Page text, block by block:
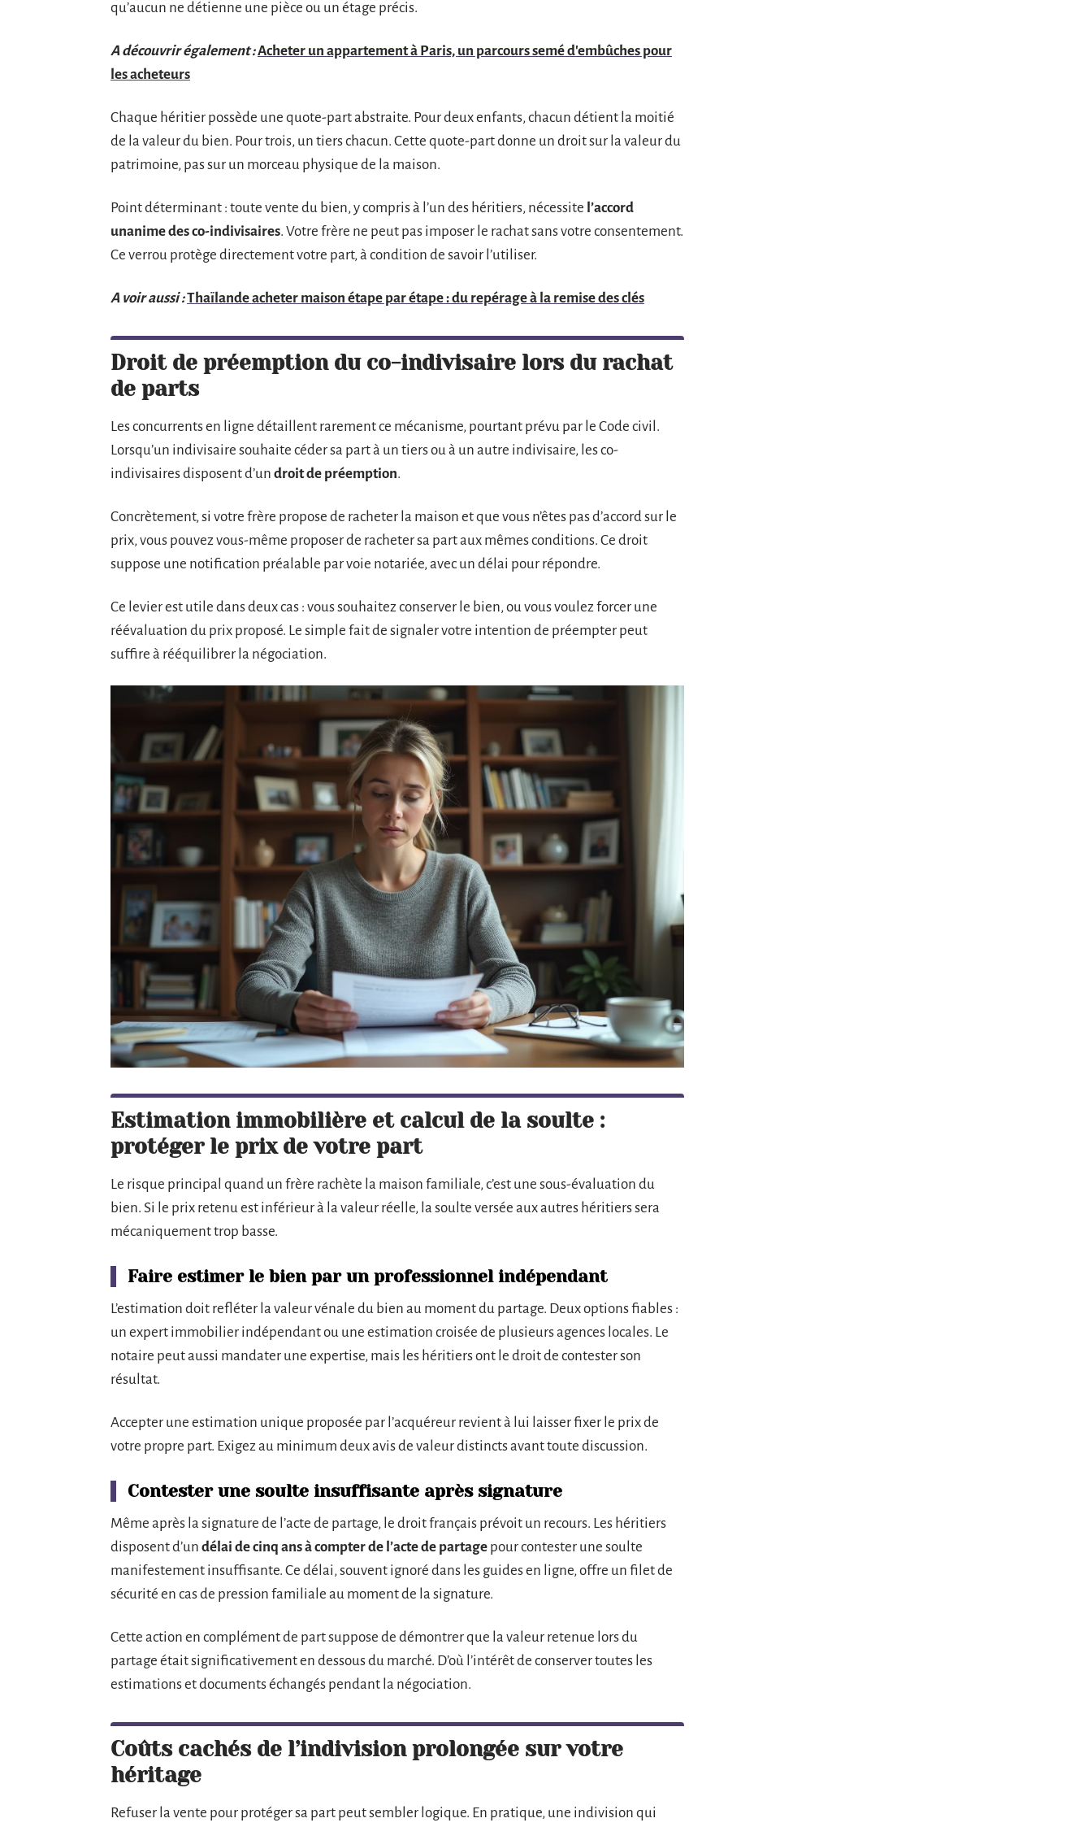
qu’aucun ne détienne une pièce ou un étage précis.
A découvrir également :Acheter un appartement à Paris, un parcours semé d'embûches pour
les acheteurs
Chaque héritier possède une quote-part abstraite. Pour deux enfants, chacun détient la moitié
de la valeur du bien. Pour trois, un tiers chacun. Cette quote-part donne un droit sur la valeur du
patrimoine, pas sur un morceau physique de la maison.
Point déterminant : toute vente du bien, y compris à l’un des héritiers, nécessite l’accord
unanime des co-indivisaires. Votre frère ne peut pas imposer le rachat sans votre consentement.
Ce verrou protège directement votre part, à condition de savoir l’utiliser.
A voir aussi :Thaïlande acheter maison étape par étape : du repérage à la remise des clés
Droit de préemption du co-indivisaire lors du rachat
de parts
Les concurrents en ligne détaillent rarement ce mécanisme, pourtant prévu par le Code civil.
Lorsqu’un indivisaire souhaite céder sa part à un tiers ou à un autre indivisaire, les co-
indivisaires disposent d’un droit de préemption.
Concrètement, si votre frère propose de racheter la maison et que vous n’êtes pas d’accord sur le
prix, vous pouvez vous-même proposer de racheter sa part aux mêmes conditions. Ce droit
suppose une notification préalable par voie notariée, avec un délai pour répondre.
Ce levier est utile dans deux cas : vous souhaitez conserver le bien, ou vous voulez forcer une
réévaluation du prix proposé. Le simple fait de signaler votre intention de préempter peut
suffire à rééquilibrer la négociation.
Estimation immobilière et calcul de la soulte :
protéger le prix de votre part
Le risque principal quand un frère rachète la maison familiale, c’est une sous-évaluation du
bien. Si le prix retenu est inférieur à la valeur réelle, la soulte versée aux autres héritiers sera
mécaniquement trop basse.
Faire estimer le bien par un professionnel indépendant
L’estimation doit refléter la valeur vénale du bien au moment du partage. Deux options fiables :
un expert immobilier indépendant ou une estimation croisée de plusieurs agences locales. Le
notaire peut aussi mandater une expertise, mais les héritiers ont le droit de contester son
résultat.
Accepter une estimation unique proposée par l’acquéreur revient à lui laisser fixer le prix de
votre propre part. Exigez au minimum deux avis de valeur distincts avant toute discussion.
Contester une soulte insuffisante après signature
Même après la signature de l’acte de partage, le droit français prévoit un recours. Les héritiers
disposent d’un délai de cinq ans à compter de l’acte de partage pour contester une soulte
manifestement insuffisante. Ce délai, souvent ignoré dans les guides en ligne, offre un filet de
sécurité en cas de pression familiale au moment de la signature.
Cette action en complément de part suppose de démontrer que la valeur retenue lors du
partage était significativement en dessous du marché. D’où l’intérêt de conserver toutes les
estimations et documents échangés pendant la négociation.
Coûts cachés de l’indivision prolongée sur votre
héritage
Refuser la vente pour protéger sa part peut sembler logique. En pratique, une indivision qui